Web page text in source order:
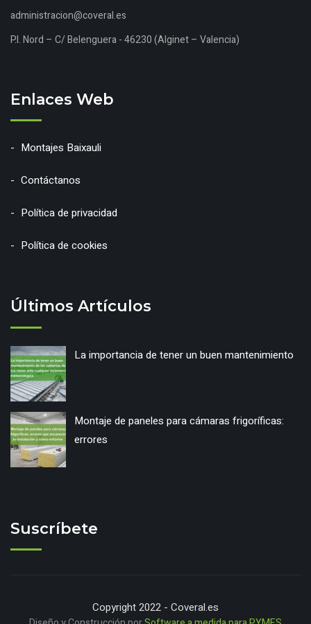
administracion@coveral.es
P.I. Nord – C/ Belenguera - 46230 (Alginet – Valencia)
Enlaces Web
Montajes Baixauli
Contáctanos
Política de privacidad
Política de cookies
Últimos Artículos
La importancia de tener un buen mantenimiento
Montaje de paneles para cámaras frigoríficas:
errores
Suscríbete
Copyright 2022 - Coveral.es